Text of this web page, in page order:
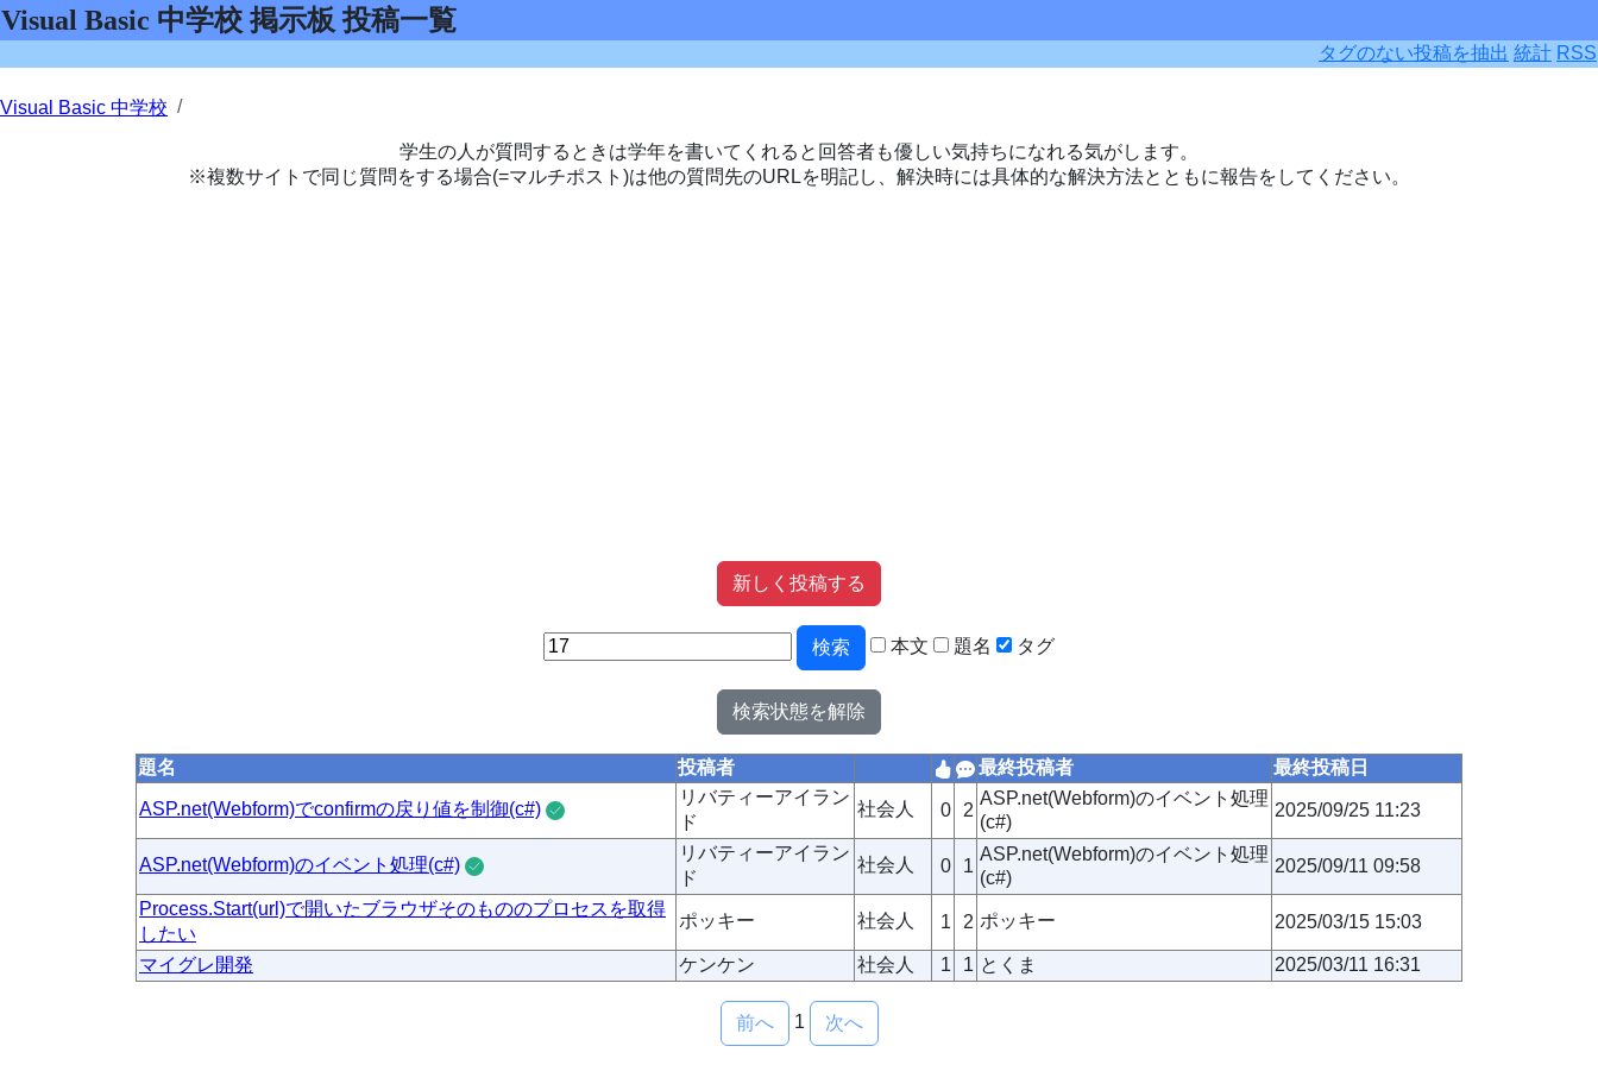
Visual Basic 中学校 掲示板 投稿一覧
タグのない投稿を抽出 統計 RSS
Visual Basic 中学校
学生の人が質問するときは学年を書いてくれると回答者も優しい気持ちになれる気がします。
※複数サイトで同じ質問をする場合(=マルチポスト)は他の質問先のURLを明記し、解決時には具体的な解決方法とともに報告をしてください。
新しく投稿する
検索 本文 題名 タグ
検索状態を解除
題名 投稿者 最終投稿者 最終投稿日
ASP.net(Webform)でconfirmの戻り値を制御(c#)
リバティーアイラン
ド
社会人 0 2
ASP.net(Webform)のイベント処理
(c#)
2025/09/25 11:23
ASP.net(Webform)のイベント処理(c#)
リバティーアイラン
ド
社会人 0 1
ASP.net(Webform)のイベント処理
(c#)
2025/09/11 09:58
Process.Start(url)で開いたブラウザそのもののプロセスを取得
したい
ポッキー 社会人 1 2 ポッキー 2025/03/15 15:03
マイグレ開発 ケンケン 社会人 1 1 とくま 2025/03/11 16:31
前へ 1 次へ